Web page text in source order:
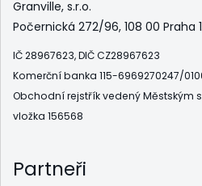
Granville, s.r.o.
Počernická 272/96, 108 00 Praha
IČ 28967623, DIČ CZ28967623
Komerční banka 115-6969270247/
Obchodní rejstřík vedený Městským
vložka 156568
Partneři